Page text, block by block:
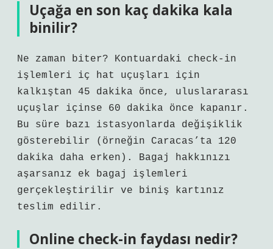
Uçağa en son kaç dakika kala
binilir?
Ne zaman biter? Kontuardaki check-in
işlemleri iç hat uçuşları için
kalkıştan 45 dakika önce, uluslararası
uçuşlar içinse 60 dakika önce kapanır.
Bu süre bazı istasyonlarda değişiklik
gösterebilir (örneğin Caracas’ta 120
dakika daha erken). Bagaj hakkınızı
aşarsanız ek bagaj işlemleri
gerçekleştirilir ve biniş kartınız
teslim edilir.
Online check-in faydası nedir?